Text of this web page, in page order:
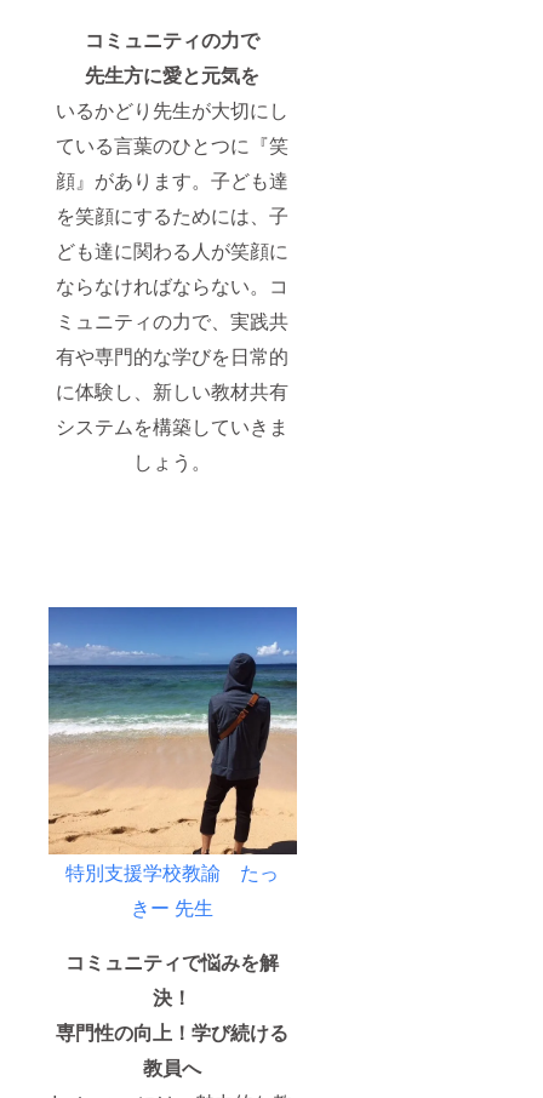
コミュニティの力で
先生方に愛と元気を
いるかどり先生が大切にし
ている言葉のひとつに『笑
顔』があります。子ども達
を笑顔にするためには、子
ども達に関わる人が笑顔に
ならなければならない。コ
ミュニティの力で、実践共
有や専門的な学びを日常的
に体験し、新しい教材共有
システムを構築していきま
しょう。
特別支援学校教諭 たっ
きー 先生
コミュニティで悩みを解
決！
専門性の向上！学び続ける
教員へ